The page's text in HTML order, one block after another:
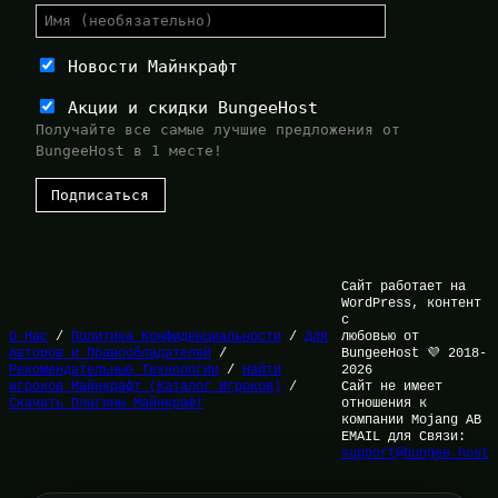
Новости Майнкрафт
Акции и скидки BungeeHost
Получайте все самые лучшие предложения от
BungeeHost в 1 месте!
О Нас / Политика Конфиденциальности / Для
Авторов и Правообладателей /
Рекомендательные Технологии / Найти
игроков Майнкрафт (Каталог Игроков) /
Скачать Плагины Майнкрафт
Сайт работает на
WordPress, контент
с
любовью от
BungeeHost 💜 2018-
2026
Сайт не имеет
отношения к
компании Mojang AB
EMAIL для Связи:
support@bungee.host